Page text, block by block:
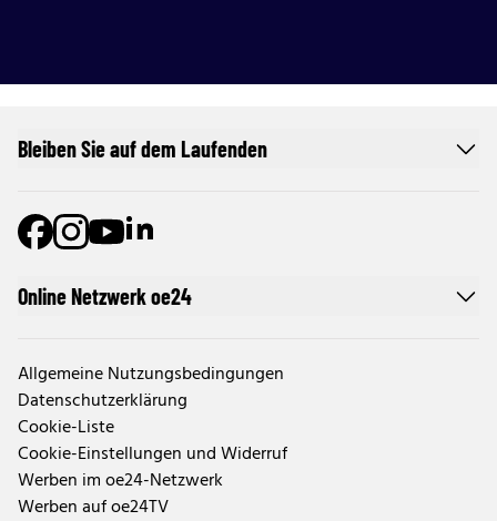
Online Netzwerk oe24
Allgemeine Nutzungsbedingungen
Datenschutzerklärung
Cookie-Liste
Cookie-Einstellungen und Widerruf
Werben im oe24-Netzwerk
Werben auf oe24TV
Bleiben Sie auf dem Laufenden